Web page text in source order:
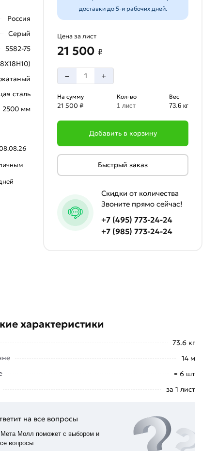
Россия
Серый
5582-75
сталь
2500 мм
доставки до 5-и рабочих дней.
Цена за лист
21 500 ₽
– +
На сумму
21 500 ₽
Кол-во
1 лист
Вес
73.6 кг
Добавить в корзину
Быстрый заказ
Скидки от количества
Звоните прямо сейчас!
+7 (495) 773-24-24
+7 (985) 773-24-24
характеристики
73.6 кг
14 м
≈ 6 шт
за 1 лист
на все вопросы
Мета Молл поможет с выбором и
вопросы